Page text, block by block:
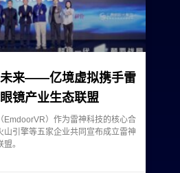
未来——亿境虚拟携手雷
镜产业生态联盟
EmdoorVR）作为雷神科技的核心合
山引擎等五家企业共同宣布成立雷神
。